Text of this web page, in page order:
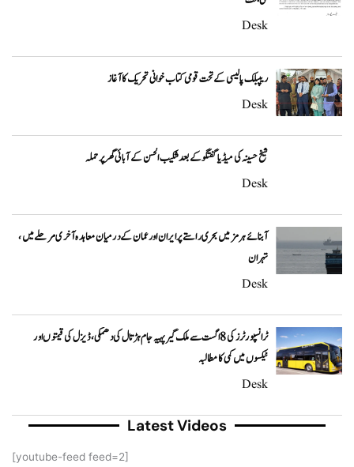
Desk
ریپبلک پالیسی کے تحت قومی کتاب خوانی تحریک کا آغاز
Desk
شیخ حسینہ کی میڈیا گفتگو کے بعد شکیب الحسن کے آبائی گھر پر حملہ
Desk
آبنائے ہرمز میں بحری راستے پر ایران اور عمان کے درمیان معاہدہ آخری مرحلے میں،
تہران
Desk
ٹرانسپورٹرز کی 8 اگست سے ملک گیر پہیہ جام ہڑتال کی دھمکی، ڈیزل کی قیمتوں اور
ٹیکسوں میں کمی کا مطالبہ
Desk
Latest Videos
[youtube-feed feed=2]